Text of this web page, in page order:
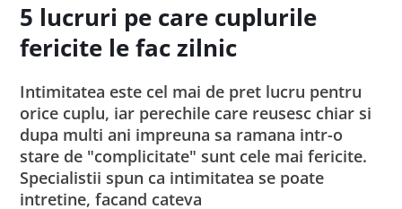
5 lucruri pe care cuplurile
fericite le fac zilnic
Intimitatea este cel mai de pret lucru pentru
orice cuplu, iar perechile care reusesc chiar si
dupa multi ani impreuna sa ramana intr-o
stare de "complicitate" sunt cele mai fericite.
Specialistii spun ca intimitatea se poate
intretine, facand cateva